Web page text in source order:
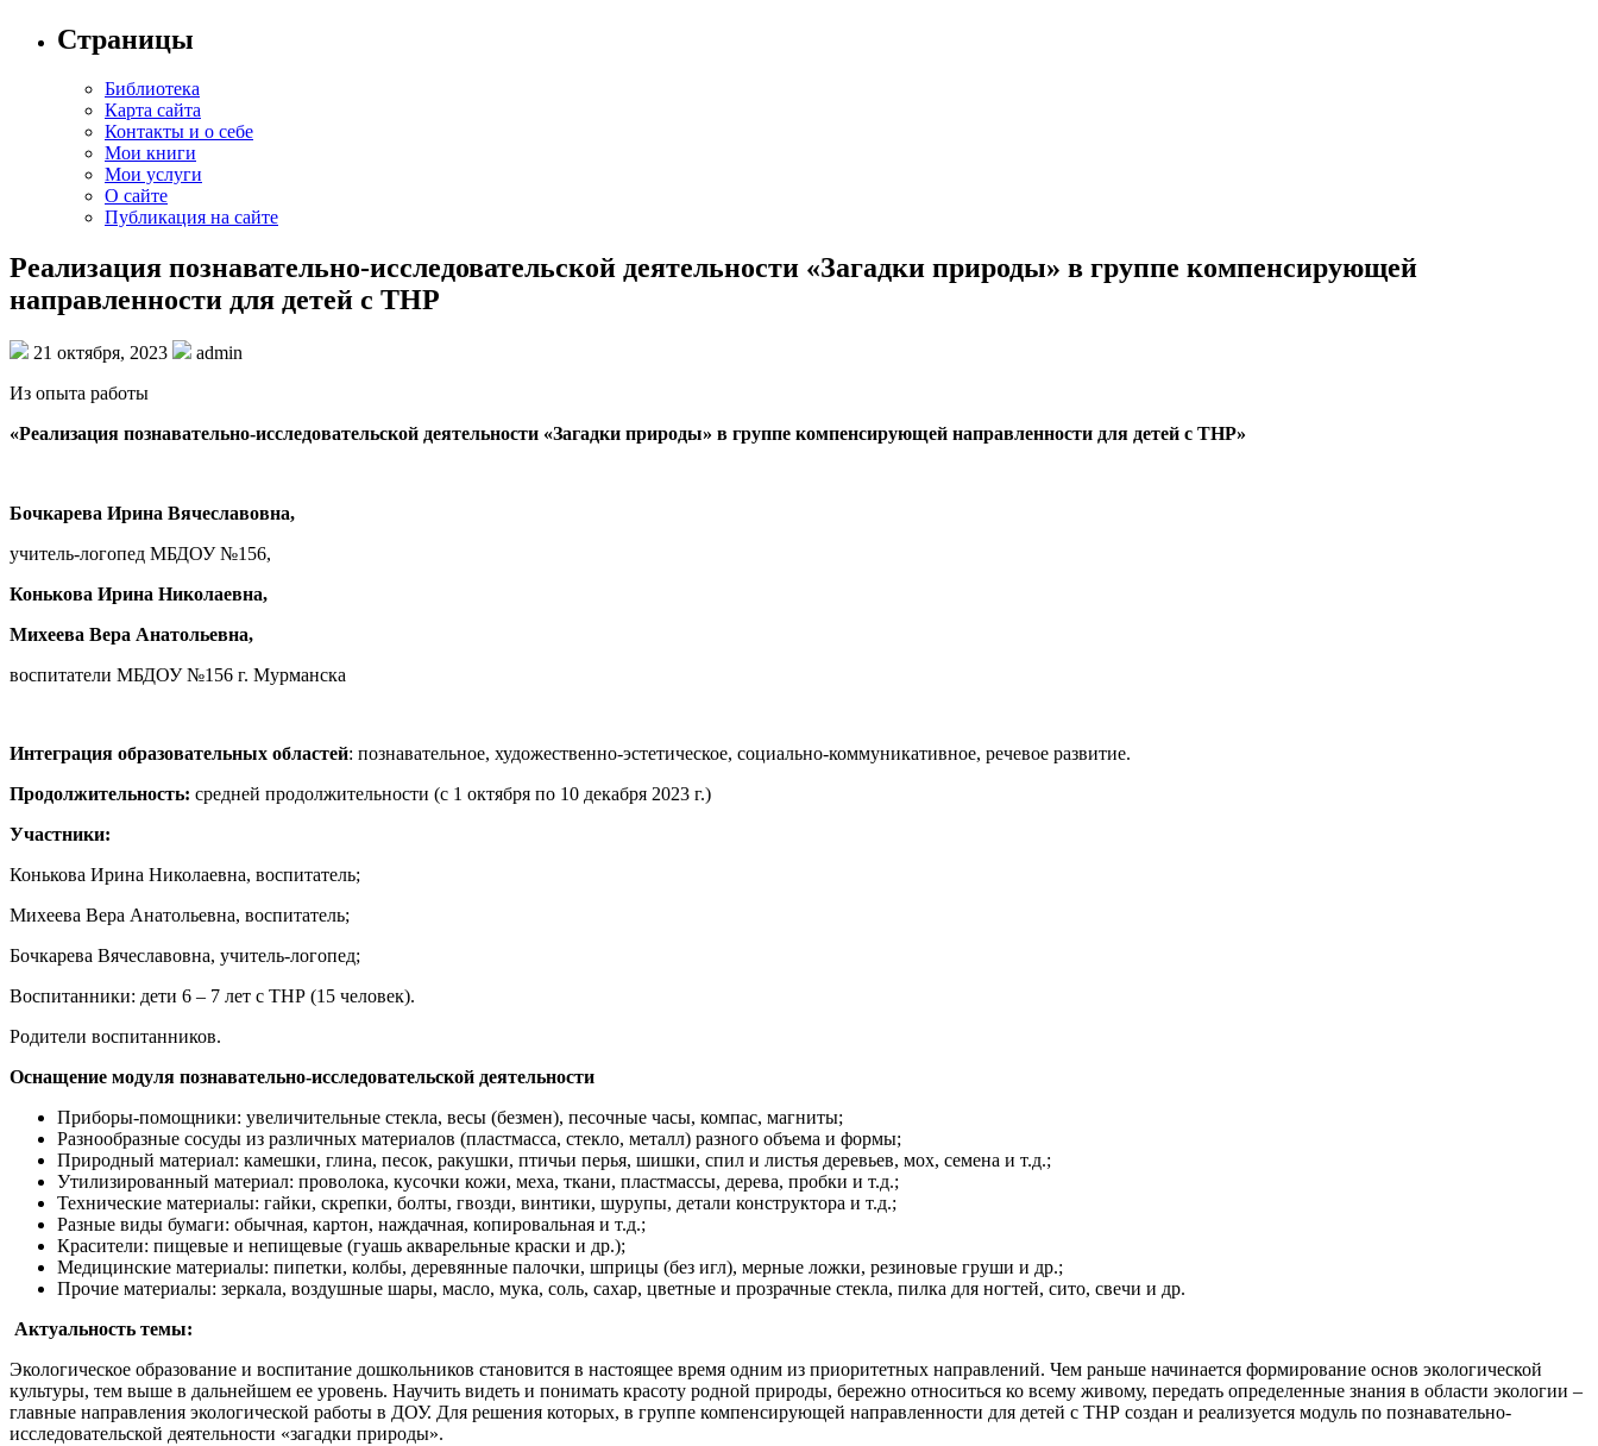
Страницы
Библиотека
Карта сайта
Контакты и о себе
Мои книги
Мои услуги
О сайте
Публикация на сайте
Реализация познавательно-исследовательской деятельности «Загадки природы» в группе компенсирующей
направленности для детей с ТНР
21 октября, 2023
admin
Из опыта работы
«Реализация познавательно-исследовательской деятельности «Загадки природы» в группе компенсирующей направленности для детей с ТНР»
Бочкарева Ирина Вячеславовна,
учитель-логопед МБДОУ №156,
Конькова Ирина Николаевна,
Михеева Вера Анатольевна,
воспитатели МБДОУ №156 г. Мурманска
Интеграция образовательных областей: познавательное, художественно-эстетическое, социально-коммуникативное, речевое развитие.
Продолжительность: средней продолжительности (с 1 октября по 10 декабря 2023 г.)
Участники:
Конькова Ирина Николаевна, воспитатель;
Михеева Вера Анатольевна, воспитатель;
Бочкарева Вячеславовна, учитель-логопед;
Воспитанники: дети 6 – 7 лет с ТНР (15 человек).
Родители воспитанников.
Оснащение модуля познавательно-исследовательской деятельности
Приборы-помощники: увеличительные стекла, весы (безмен), песочные часы, компас, магниты;
Разнообразные сосуды из различных материалов (пластмасса, стекло, металл) разного объема и формы;
Природный материал: камешки, глина, песок, ракушки, птичьи перья, шишки, спил и листья деревьев, мох, семена и т.д.;
Утилизированный материал: проволока, кусочки кожи, меха, ткани, пластмассы, дерева, пробки и т.д.;
Технические материалы: гайки, скрепки, болты, гвозди, винтики, шурупы, детали конструктора и т.д.;
Разные виды бумаги: обычная, картон, наждачная, копировальная и т.д.;
Красители: пищевые и непищевые (гуашь акварельные краски и др.);
Медицинские материалы: пипетки, колбы, деревянные палочки, шприцы (без игл), мерные ложки, резиновые груши и др.;
Прочие материалы: зеркала, воздушные шары, масло, мука, соль, сахар, цветные и прозрачные стекла, пилка для ногтей, сито, свечи и др.
Актуальность темы:
Экологическое образование и воспитание дошкольников становится в настоящее время одним из приоритетных направлений. Чем раньше начинается формирование основ экологической
культуры, тем выше в дальнейшем ее уровень. Научить видеть и понимать красоту родной природы, бережно относиться ко всему живому, передать определенные знания в области экологии –
главные направления экологической работы в ДОУ. Для решения которых, в группе компенсирующей направленности для детей с ТНР создан и реализуется модуль по познавательно-
исследовательской деятельности «загадки природы».